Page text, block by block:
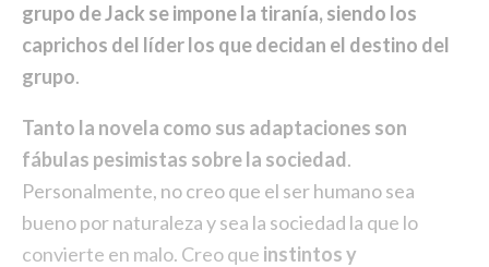
grupo de Jack se impone la tiranía, siendo los
caprichos del líder los que decidan el destino del
grupo.
Tanto la novela como sus adaptaciones son
fábulas pesimistas sobre la sociedad.
Personalmente, no creo que el ser humano sea
bueno por naturaleza y sea la sociedad la que lo
convierte en malo. Creo que instintos y